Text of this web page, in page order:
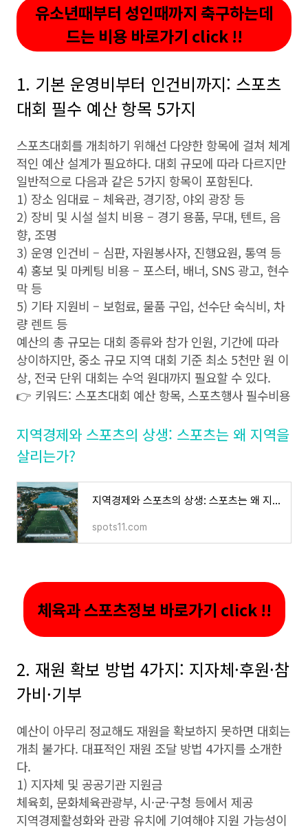
유소년때부터 성인때까지 축구하는데
드는 비용 바로가기 click !!
1. 기본 운영비부터 인건비까지: 스포츠
대회 필수 예산 항목 5가지
스포츠대회를 개최하기 위해선 다양한 항목에 걸쳐 체계
적인 예산 설계가 필요하다. 대회 규모에 따라 다르지만
일반적으로 다음과 같은 5가지 항목이 포함된다.
1) 장소 임대료 – 체육관, 경기장, 야외 광장 등
2) 장비 및 시설 설치 비용 – 경기 용품, 무대, 텐트, 음
향, 조명
3) 운영 인건비 – 심판, 자원봉사자, 진행요원, 통역 등
4) 홍보 및 마케팅 비용 – 포스터, 배너, SNS 광고, 현수
막 등
5) 기타 지원비 – 보험료, 물품 구입, 선수단 숙식비, 차
량 렌트 등
예산의 총 규모는 대회 종류와 참가 인원, 기간에 따라
상이하지만, 중소 규모 지역 대회 기준 최소 5천만 원 이
상, 전국 단위 대회는 수억 원대까지 필요할 수 있다.
👉 키워드: 스포츠대회 예산 항목, 스포츠행사 필수비용
지역경제와 스포츠의 상생: 스포츠는 왜 지역을
살리는가?
지역경제와 스포츠의 상생: 스포츠는 왜 지역을 살리는가?
spots11.com
체육과 스포츠정보 바로가기 click !!
2. 재원 확보 방법 4가지: 지자체·후원·참
가비·기부
예산이 아무리 정교해도 재원을 확보하지 못하면 대회는
개최 불가다. 대표적인 재원 조달 방법 4가지를 소개한
다.
1) 지자체 및 공공기관 지원금
체육회, 문화체육관광부, 시·군·구청 등에서 제공
지역경제활성화와 관광 유치에 기여해야 지원 가능성이